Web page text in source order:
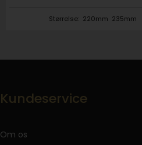
Størrelse: 220mm 235mm
Kundeservice
Om os